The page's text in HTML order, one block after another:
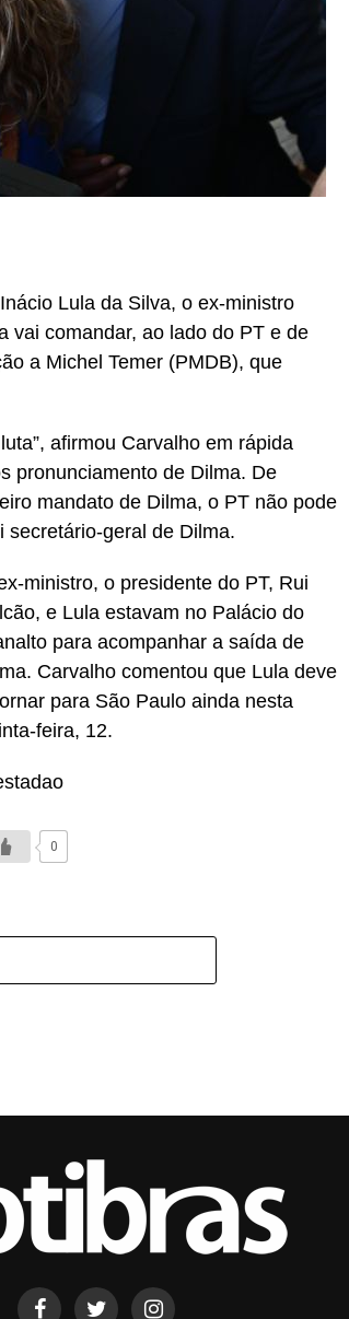
Lula da Silva, o ex-ministro
vai comandar, ao lado do PT e de
a Michel Temer (PMDB), que
afirmou Carvalho em rápida
pronunciamento de Dilma. De
mandato de Dilma, o PT não pode
secretário-geral de Dilma.
ministro, o presidente do PT, Rui
e Lula estavam no Palácio do
para acompanhar a saída de
Carvalho comentou que Lula deve
para São Paulo ainda nesta
feira, 12.
0